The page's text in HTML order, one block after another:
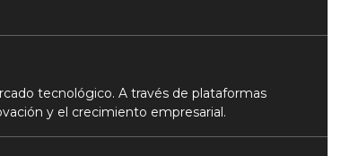
tecnológico. A través de plataformas
y el crecimiento empresarial.